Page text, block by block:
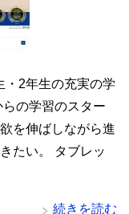
・2年生の充実の学
の学習のスター
を伸ばしながら進
たい。 タブレッ
続きを読む